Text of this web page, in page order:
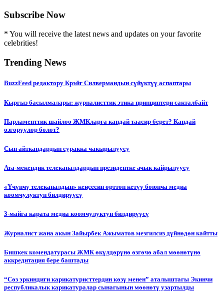
Subscribe Now
* You will receive the latest news and updates on your favorite
celebrities!
Trending News
BuzzFeed редактору Крэйг Силвермандын сүйүктүү аспаптары
Кыргыз басылмалары: журналисттик этика принциптери сакталбайт
Парламенттик шайлоо ЖМКларга кандай таасир берет? Кандай
өзгөрүүлөр болот?
Сын айткандардын суракка чакырылуусу
Ата-мекендик телеканалдардын президентке ачык кайрылуусу
«Үчүнчү телеканалдын» кеңсесин өрттөп кетүү боюнча медиа
коомчулуктун билдирүүсү
3-майга карата медиа коомчулуктун билдирүүсү
Журналист жана акын Зайырбек Ажыматов мезгилсиз дүйнөдөн кайтты
Бишкек комендатурасы ЖМК өкүлдөрүнө өзгөчө абал мөөнөтүнө
аккредитация бере баштады
“Сөз эркиндиги карикатуристтердин көзү менен” аталыштагы Экинчи
республикалык карикатуралар сынагынын мөөнөтү узартылды